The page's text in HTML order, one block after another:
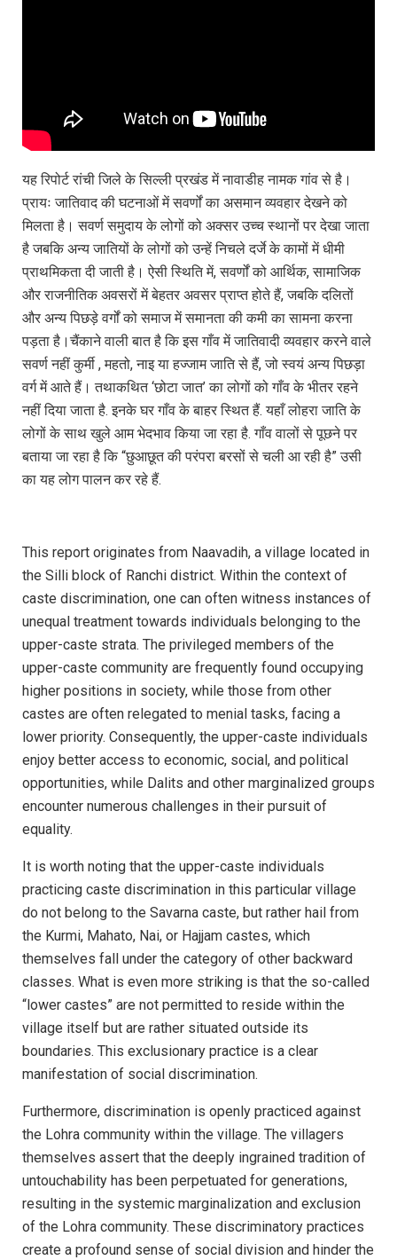
यह रिपोर्ट रांची जिले के सिल्ली प्रखंड में नावाडीह नामक गांव से है।
प्रायः जातिवाद की घटनाओं में सवर्णों का असमान व्यवहार देखने को
मिलता है। सवर्ण समुदाय के लोगों को अक्सर उच्च स्थानों पर देखा जाता
है जबकि अन्य जातियों के लोगों को उन्हें निचले दर्जे के कामों में धीमी
प्राथमिकता दी जाती है। ऐसी स्थिति में, सवर्णों को आर्थिक, सामाजिक
और राजनीतिक अवसरों में बेहतर अवसर प्राप्त होते हैं, जबकि दलितों
और अन्य पिछड़े वर्गों को समाज में समानता की कमी का सामना करना
पड़ता है।चैंकाने वाली बात है कि इस गाँव में जातिवादी व्यवहार करने वाले
सवर्ण नहीं कुर्मी , महतो, नाइ या हज्जाम जाति से हैं, जो स्वयं अन्य पिछड़ा
वर्ग में आते हैं। तथाकथित ‘छोटा जात’ का लोगों को गाँव के भीतर रहने
नहीं दिया जाता है. इनके घर गाँव के बाहर स्थित हैं. यहाँ लोहरा जाति के
लोगों के साथ खुले आम भेदभाव किया जा रहा है. गाँव वालों से पूछने पर
बताया जा रहा है कि “छुआछूत की परंपरा बरसों से चली आ रही है” उसी
का यह लोग पालन कर रहे हैं.
This report originates from Naavadih, a village located in
the Silli block of Ranchi district. Within the context of
caste discrimination, one can often witness instances of
unequal treatment towards individuals belonging to the
upper-caste strata. The privileged members of the
upper-caste community are frequently found occupying
higher positions in society, while those from other
castes are often relegated to menial tasks, facing a
lower priority. Consequently, the upper-caste individuals
enjoy better access to economic, social, and political
opportunities, while Dalits and other marginalized groups
encounter numerous challenges in their pursuit of
equality.
It is worth noting that the upper-caste individuals
practicing caste discrimination in this particular village
do not belong to the Savarna caste, but rather hail from
the Kurmi, Mahato, Nai, or Hajjam castes, which
themselves fall under the category of other backward
classes. What is even more striking is that the so-called
“lower castes” are not permitted to reside within the
village itself but are rather situated outside its
boundaries. This exclusionary practice is a clear
manifestation of social discrimination.
Furthermore, discrimination is openly practiced against
the Lohra community within the village. The villagers
themselves assert that the deeply ingrained tradition of
untouchability has been perpetuated for generations,
resulting in the systemic marginalization and exclusion
of the Lohra community. These discriminatory practices
create a profound sense of social division and hinder the